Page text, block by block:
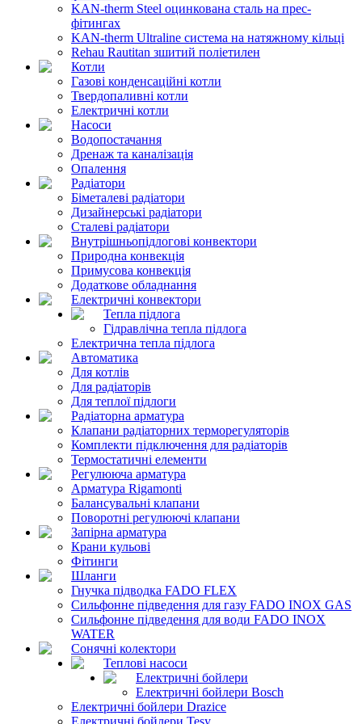
KAN-therm Steel оцинкована сталь на прес-
фітингах
KAN-therm Ultraline система на натяжному кільці
Rehau Rautitan зшитий поліетилен
Котли
Газові конденсаційні котли
Твердопаливні котли
Електричні котли
Насоси
Водопостачання
Дренаж та каналізація
Опалення
Радіатори
Біметалеві радіатори
Дизайнерські радіатори
Сталеві радіатори
Внутрішньопідлогові конвектори
Природна конвекція
Примусова конвекція
Додаткове обладнання
Електричні конвектори
Тепла підлога
Гідравлічна тепла підлога
Електрична тепла підлога
Автоматика
Для котлів
Для радіаторів
Для теплої підлоги
Радіаторна арматура
Клапани радіаторних терморегуляторів
Комплекти підключення для радіаторів
Термостатичні елементи
Регулююча арматура
Арматура Rigamonti
Балансувальні клапани
Поворотні регулюючі клапани
Запірна арматура
Крани кульові
Фітинги
Шланги
Гнучка підводка FADO FLEX
Сильфонне підведення для газу FADO INOX GAS
Сильфонне підведення для води FADO INOX
WATER
Сонячні колектори
Теплові насоси
Електричні бойлери
Електричні бойлери Bosch
Електричні бойлери Drazice
Електричні бойлери Tesy